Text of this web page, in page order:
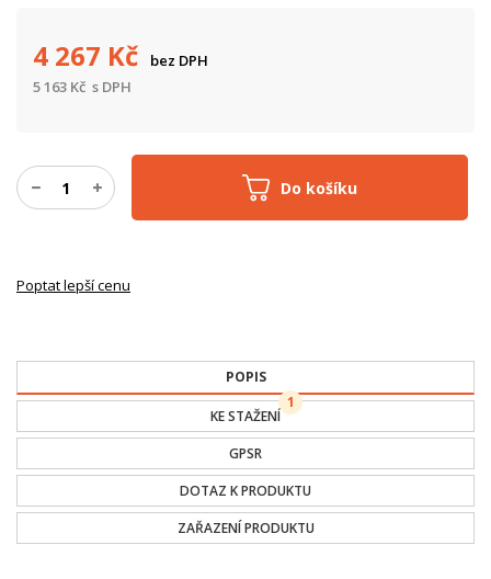
Do košíku
4 267 Kč
bez DPH
5 163 Kč s DPH
Poptat lepší cenu
POPIS
KE STAŽENÍ
1
GPSR
DOTAZ K PRODUKTU
ZAŘAZENÍ PRODUKTU